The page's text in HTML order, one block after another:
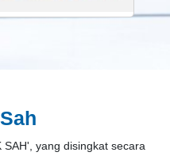
SAH', yang disingkat secara